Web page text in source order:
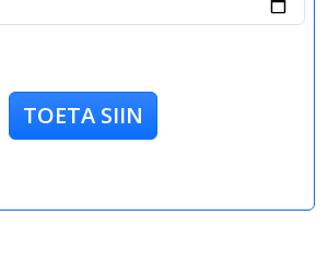
TOETA SIIN